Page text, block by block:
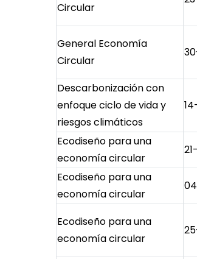
Circular
General Economía
Circular
Descarbonización con
enfoque ciclo de vida y
riesgos climáticos
Ecodiseño para una
economía circular
Ecodiseño para una
economía circular
Ecodiseño para una
economía circular